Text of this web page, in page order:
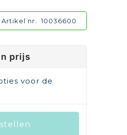
Artikel nr.10036600
prijs
voor de